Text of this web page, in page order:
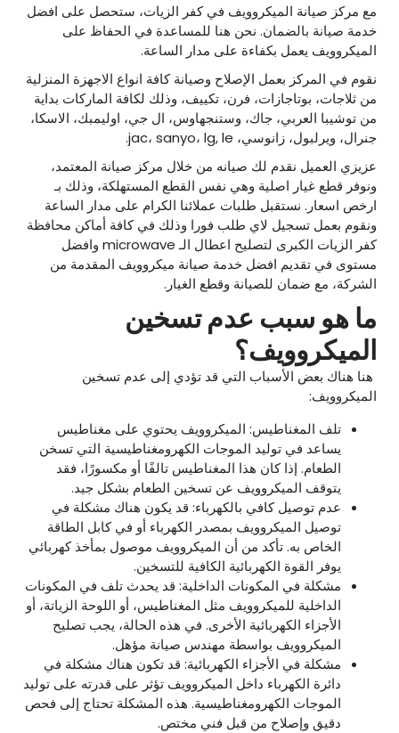
مع مركز صيانة الميكروويف في كفر الزيات، ستحصل على افضل
خدمة صيانة بالضمان. نحن هنا للمساعدة في الحفاظ على
الميكروويف يعمل بكفاءة على مدار الساعة.
نقوم في المركز بعمل الإصلاح وصيانة كافة انواع الاجهزة المنزلية
من ثلاجات، بوتاجازات، فرن، تكييف، وذلك لكافة الماركات بداية
من توشيبا العربي، جاك، وستنجهاوس، ال جي، اوليمبك، الاسكا،
جنرال، ويرلبول، زانوسي، jac، sanyo، lg, le.
عزيزي العميل نقدم لك صيانه من خلال مركز صيانة المعتمد،
ونوفر قطع غيار اصلية وهي نفس القطع المستهلكة، وذلك بـ
ارخص اسعار. نستقبل طلبات عملائنا الكرام على مدار الساعة
ونقوم بعمل تسجيل لاي طلب فورا وذلك في كافة أماكن محافظة
كفر الزيات الكبرى لتصليح اعطال الـ microwave وافضل
مستوى في تقديم افضل خدمة صيانة ميكروويف المقدمة من
الشركة، مع ضمان للصيانة وقطع الغيار.
ما هو سبب عدم تسخين
الميكروويف؟
هنا هناك بعض الأسباب التي قد تؤدي إلى عدم تسخين
الميكروويف:
تلف المغناطيس: الميكروويف يحتوي على مغناطيس
يساعد في توليد الموجات الكهرومغناطيسية التي تسخن
الطعام. إذا كان هذا المغناطيس تالفًا أو مكسورًا، فقد
يتوقف الميكروويف عن تسخين الطعام بشكل جيد.
عدم توصيل كافي بالكهرباء: قد يكون هناك مشكلة في
توصيل الميكروويف بمصدر الكهرباء أو في كابل الطاقة
الخاص به. تأكد من أن الميكروويف موصول بمأخذ كهربائي
يوفر القوة الكهربائية الكافية للتسخين.
مشكلة في المكونات الداخلية: قد يحدث تلف في المكونات
الداخلية للميكروويف مثل المغناطيس، أو اللوحة الزياتة، أو
الأجزاء الكهربائية الأخرى. في هذه الحالة، يجب تصليح
الميكروويف بواسطة مهندس صيانة مؤهل.
مشكلة في الأجزاء الكهربائية: قد تكون هناك مشكلة في
دائرة الكهرباء داخل الميكروويف تؤثر على قدرته على توليد
الموجات الكهرومغناطيسية. هذه المشكلة تحتاج إلى فحص
دقيق وإصلاح من قبل فني مختص.